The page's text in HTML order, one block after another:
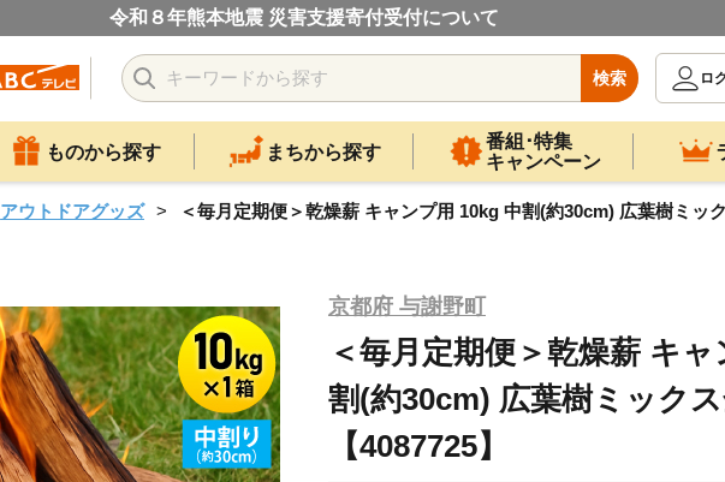
令和８年熊本地震 災害支援寄付受付について
検索
ロ
ものから探す まちから探す
番組･特集
キャンペーン
アウトドアグッズ ＜毎月定期便＞乾燥薪 キャンプ用 10kg 中割(約30cm) 広葉樹ミック
京都府 与謝野町
＜毎月定期便＞乾燥薪 キ
割(約30cm) 広葉樹ミックス
【4087725】